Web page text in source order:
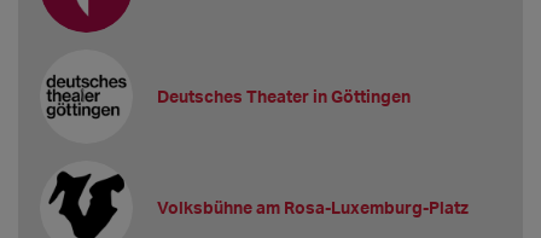
Deutsches Theater in Göttingen
Volksbühne am Rosa-Luxemburg-Platz